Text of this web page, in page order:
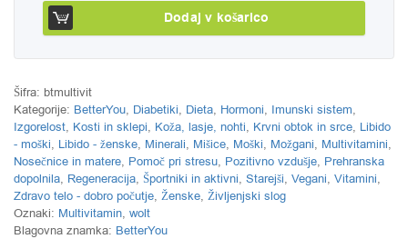
Dodaj v košarico
Šifra: btmultivit
Kategorije: BetterYou, Diabetiki, Dieta, Hormoni, Imunski sistem,
Izgorelost, Kosti in sklepi, Koža, lasje, nohti, Krvni obtok in srce, Libido
- moški, Libido - ženske, Minerali, Mišice, Moški, Možgani, Multivitamini,
Nosečnice in matere, Pomoč pri stresu, Pozitivno vzdušje, Prehranska
dopolnila, Regeneracija, Športniki in aktivni, Starejši, Vegani, Vitamini,
Zdravo telo - dobro počutje, Ženske, Življenjski slog
Oznaki: Multivitamin, wolt
Blagovna znamka: BetterYou